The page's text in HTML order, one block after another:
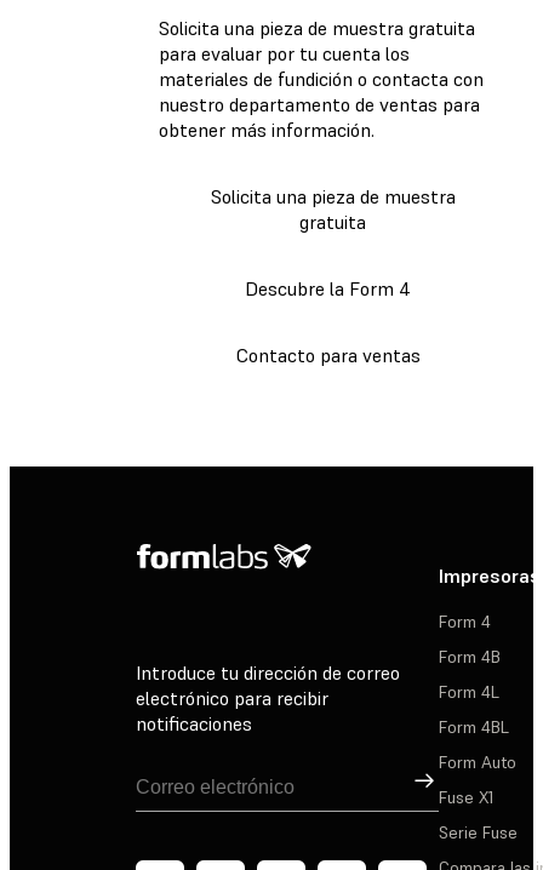
Solicita una pieza de muestra gratuita
para evaluar por tu cuenta los
materiales de fundición o contacta con
nuestro departamento de ventas para
obtener más información.
Solicita una pieza de muestra
gratuita
Descubre la Form 4
Contacto para ventas
Introduce tu dirección de correo
electrónico para recibir
notificaciones
Suscribirse
Impresoras
Form 4
Form 4B
Form 4L
Form 4BL
Form Auto
Fuse X1
Serie Fuse